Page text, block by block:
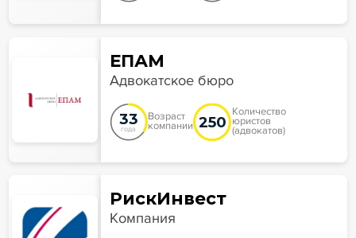
ЕПАМ
Адвокатское бюро
33
года
Возраст
компании 250
Количество
юристов
(адвокатов)
РискИнвест
Компания